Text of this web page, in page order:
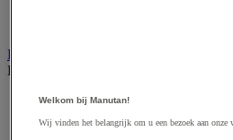
Elektrische toebehoren en verlichting
Bekijk de hele productgroep
Accessoires voor elektrisch
Batterij, oplader en kabel
Welkom bij Manutan!
Wij vinden het belangrijk om u een bezoek aan onze